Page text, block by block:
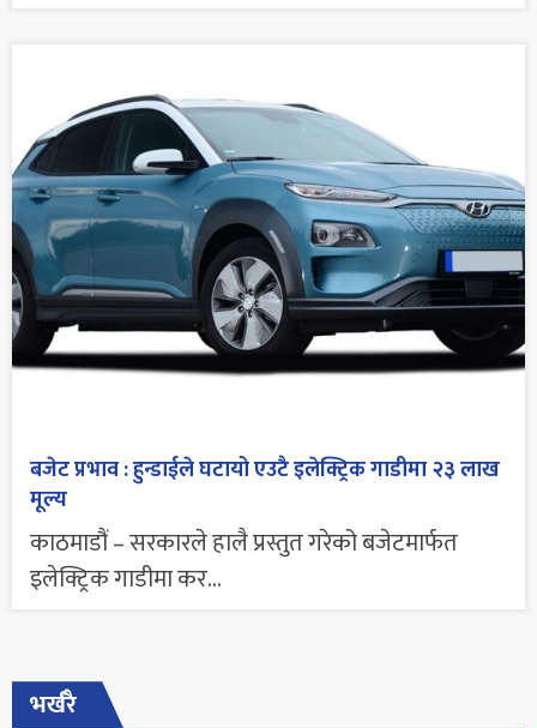
बजेट प्रभाव : हुन्डाईले घटायो एउटै इलेक्ट्रिक गाडीमा २३ लाख
मूल्य
काठमाडौं – सरकारले हालै प्रस्तुत गरेको बजेटमार्फत
इलेक्ट्रिक गाडीमा कर...
भर्खरै